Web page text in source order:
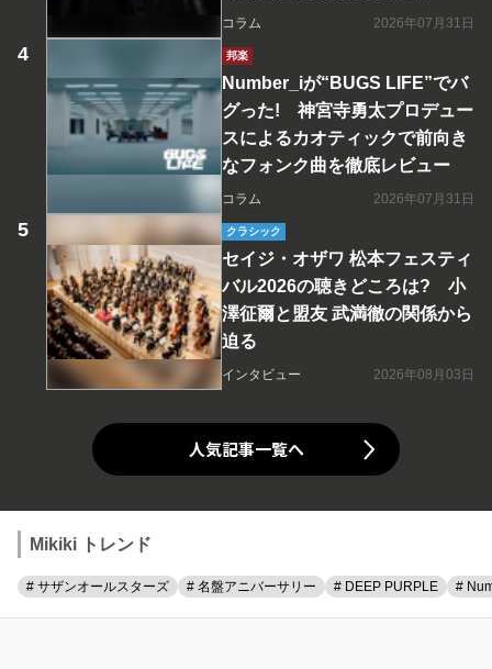
コラム 2026年07月31日
邦楽
Number_iが“BUGS LIFE”でバ
グった! 神宮寺勇太プロデュー
スによるカオティックで前向き
なフォンク曲を徹底レビュー
コラム 2026年07月31日
クラシック
セイジ・オザワ 松本フェスティ
バル2026の聴きどころは? 小
澤征爾と盟友 武満徹の関係から
迫る
インタビュー 2026年08月03日
人気記事一覧へ
Mikiki トレンド
# サザンオールスターズ # 名盤アニバーサリー # DEEP PURPLE #